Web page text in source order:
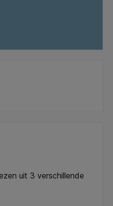
uit 3 verschillende